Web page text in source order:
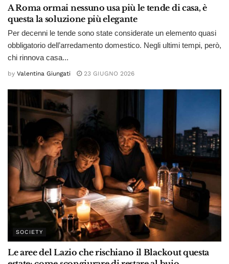
A Roma ormai nessuno usa più le tende di casa, è
questa la soluzione più elegante
Per decenni le tende sono state considerate un elemento quasi
obbligatorio dell’arredamento domestico. Negli ultimi tempi, però,
chi rinnova casa...
by Valentina Giungati 23 GIUGNO 2026
SOCIETY
Le aree del Lazio che rischiano il Blackout questa